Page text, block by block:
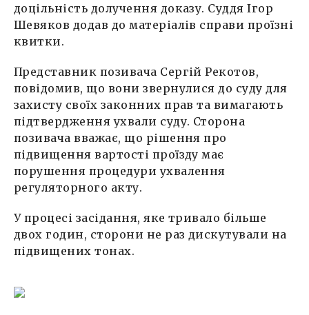
доцільність долучення доказу. Суддя Ігор
Шевяков додав до матеріалів справи проїзні
квитки.
Представник позивача Сергій Рекотов,
повідомив, що вони звернулися до суду для
захисту своїх законних прав та вимагають
підтвердження ухвали суду. Сторона
позивача вважає, що рішення про
підвищення вартості проїзду має
порушення процедури ухвалення
регуляторного акту.
У процесі засідання, яке тривало більше
двох годин, сторони не раз дискутували на
підвищених тонах.